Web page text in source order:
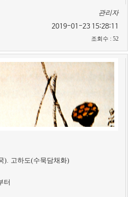
관리자
2019-01-23 15:28:11
조회수 : 52
). 고하도(수묵담채화)
터